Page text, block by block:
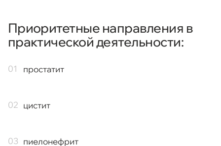
Приоритетные направления в
практической деятельности:
простатит
цистит
пиелонефрит